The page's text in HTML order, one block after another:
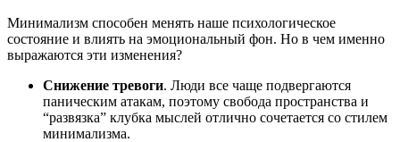
Минимализм способен менять наше психологическое
состояние и влиять на эмоциональный фон. Но в чем именно
выражаются эти изменения?
Снижение тревоги. Люди все чаще подвергаются
паническим атакам, поэтому свобода пространства и
“развязка” клубка мыслей отлично сочетается со стилем
минимализма.